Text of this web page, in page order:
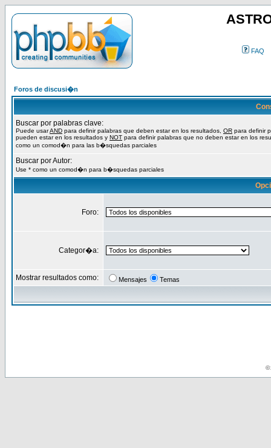
FAQ
Foros de discusi�n
Buscar por palabras clave:
Puede usarAND para definir palabras que deben estar en los resultados, OR para definir
pueden estar en los resultados y NOT para definir palabras que no deben estar en los
como un comod�n para las b�squedas parciales
Buscar por Autor:
Use * como un comod�n para b�squedas parciales
Foro:
Categor�a:
Mostrar resultados como: Mensajes Temas
©